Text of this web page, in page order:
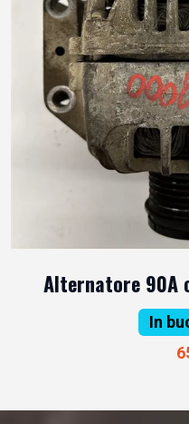
Alternatore 90A
In